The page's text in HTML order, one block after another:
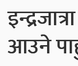
आउने